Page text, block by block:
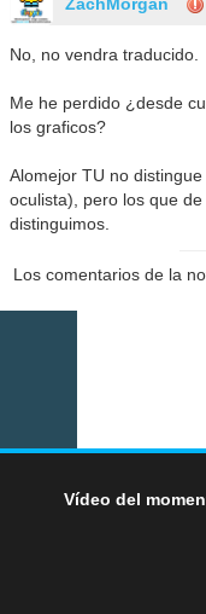
No, no vendra traducido.
Me he perdido ¿desde
los graficos?
Alomejor TU no
oculista), pero los que
distinguimos.
Los comentarios de la
Vídeo del